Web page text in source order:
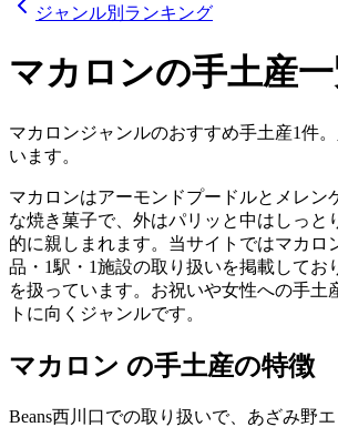
ジャンル別ランキング
マカロンの手土産
マカロンジャンルのおすすめ手土産1件
います。
マカロンはアーモンドプードルとメレン
な焼き菓子で、外はパリッと中はしっと
的に親しまれます。当サイトではマカロ
品・1駅・1施設の取り扱いを掲載してお
を扱っています。お祝いや女性への手土
トに向くジャンルです。
マカロン の手土産の特徴
Beans西川口での取り扱いで、あざみ野